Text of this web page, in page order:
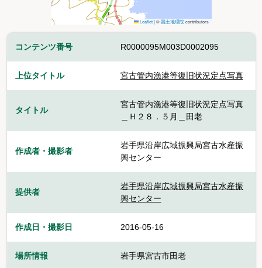
Leaflet |©国土地理院contributors
コンテンツ番号 R0000095M003D0002095
上位タイトル 宮古管内漁港等復旧状況定点写真
タイトル
宮古管内漁港等復旧状況定点写真
＿Ｈ２８．５月＿田老
作成者・撮影者
岩手県沿岸広域振興局宮古水産振
興センター
提供者
岩手県沿岸広域振興局宮古水産振
興センター
作成日・撮影日 2016-05-16
場所情報 岩手県宮古市田老